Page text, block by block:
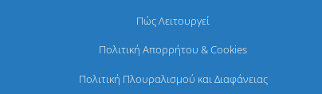
Πώς Λειτουργεί
Πολιτική Απορρήτου & Cookies
Πολιτική Πλουραλισμού και Διαφάνειας